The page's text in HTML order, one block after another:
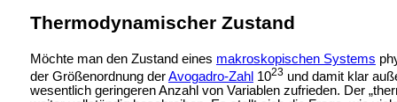
Thermodynamischer Zustand
Möchte man den Zustand eines makroskopischen Systems
der Größenordnung derAvogadro-Zahl 1023und damit klar
wesentlich geringeren Anzahl von Variablen zufrieden. Der